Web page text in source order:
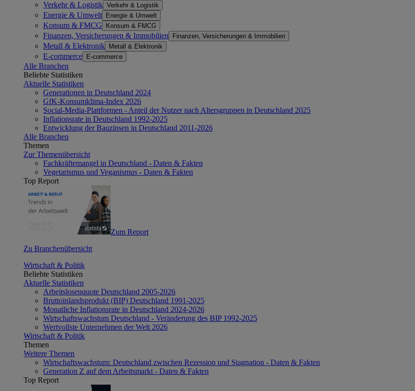
Verkehr & Logistik Verkehr & Logistik
Energie & Umwelt Energie & Umwelt
Konsum & FMCG Konsum & FMCG
Finanzen, Versicherungen & Immobilien Finanzen, Versicherungen & Immobilien
Metall & Elektronik Metall & Elektronik
E-commerce E-commerce
Alle Branchen
Beliebte Statistiken
Aktuelle Statistiken
Generationen in Deutschland 2024
GfK-Konsumklima-Index 2026
Social-Media-Plattformen - Anteil der Nutzer nach Altersgruppen in Deutschland 2025
Inflationsrate in Deutschland 1992-2025
Entwicklung der Bauzinsen in Deutschland 2011-2026
Alle Branchen
Themen
Zur Themenübersicht
Fachkräftemangel in Deutschland - Daten & Fakten
Vegetarismus und Veganismus - Daten & Fakten
Top Report
Zum Report
Zu Branchenübersicht
Wirtschaft & Politik
Beliebte Statistiken
Aktuelle Statistiken
Arbeitslosenquote Deutschland 2005-2026
Bruttoinlandsprodukt (BIP) Deutschland 1991-2025
Monatliche Inflationsrate in Deutschland 2024-2026
Wirtschaftswachstum Deutschland - Veränderung des BIP 1992-2025
Wertvollste Unternehmen der Welt 2026
Wirtschaft & Politik
Themen
Weitere Themen
Wirtschaftswachstum: Deutschland zwischen Rezession und Stagnation - Daten & Fakten
Generation Z auf dem Arbeitsmarkt - Daten & Fakten
Top Report